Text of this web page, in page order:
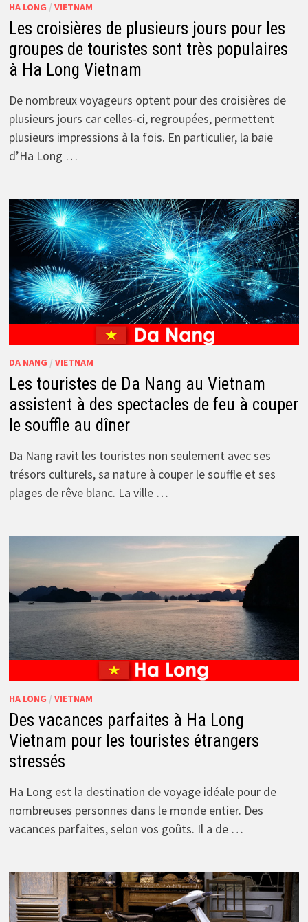
HA LONG / VIETNAM
Les croisières de plusieurs jours pour les
groupes de touristes sont très populaires
à Ha Long Vietnam
De nombreux voyageurs optent pour des croisières de
plusieurs jours car celles-ci, regroupées, permettent
plusieurs impressions à la fois. En particulier, la baie
d’Ha Long …
DA NANG / VIETNAM
Les touristes de Da Nang au Vietnam
assistent à des spectacles de feu à couper
le souffle au dîner
Da Nang ravit les touristes non seulement avec ses
trésors culturels, sa nature à couper le souffle et ses
plages de rêve blanc. La ville …
HA LONG / VIETNAM
Des vacances parfaites à Ha Long
Vietnam pour les touristes étrangers
stressés
Ha Long est la destination de voyage idéale pour de
nombreuses personnes dans le monde entier. Des
vacances parfaites, selon vos goûts. Il a de …